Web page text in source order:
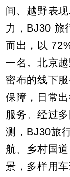
间、越野表
力，BJ30 旅
而出，以
一名。北京
密布的线下
保障，日常
服务。经过
测，BJ30旅
航、乡村国
景，多样用